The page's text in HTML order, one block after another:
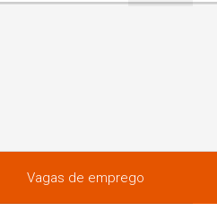
Vagas de emprego